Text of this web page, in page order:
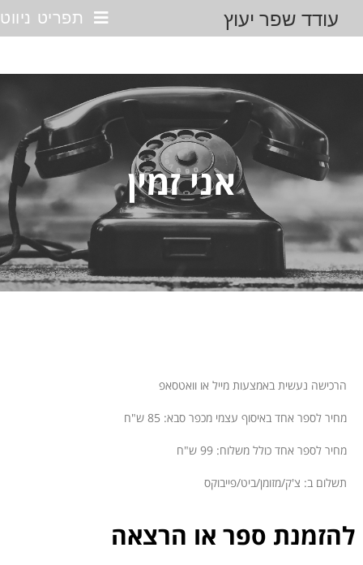
עודד שפר יעוץ תפריט ניווט
אני זמין
הרכישה נעשית באמצעות מייל או וואטסאפ
מחיר לספר אחד באיסוף עצמי מכפר סבא: 85 ש"ח
מחיר לספר אחד כולל משלוח: 99 ש"ח
תשלום ב: צ'ק/מזומן/ביט/פייבוקס
להזמנת ספר או הרצאה